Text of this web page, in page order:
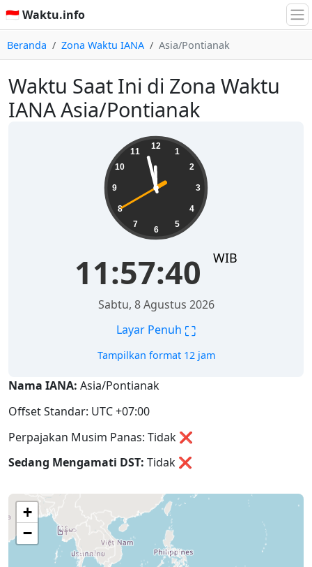
🇮🇩 Waktu.info
Beranda Zona Waktu IANA Asia/Pontianak
Waktu Saat Ini di Zona Waktu
IANA Asia/Pontianak
12
1
2
3
4
5
6
7
8
9
10
11
11:57:40 WIB
Sabtu, 8 Agustus 2026
Layar Penuh ⛶
Tampilkan format 12 jam
Nama IANA: Asia/Pontianak
Offset Standar: UTC +07:00
Perpajakan Musim Panas: Tidak ❌
Sedang Mengamati DST: Tidak ❌
+
−